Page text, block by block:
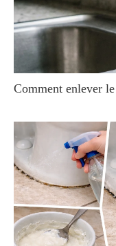
Comment enlever